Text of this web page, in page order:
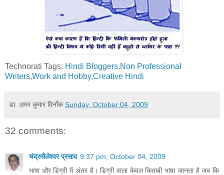
Technorati Tags: Hindi Bloggers,Non Professional
Writers,Work and Hobby,Creative Hindi
डा. अमर कुमार दिनाँकSunday, October 04, 2009
32 comments:
चंद्रमौलेश्वर प्रसाद 9:37 pm, October 04, 2009
भाषा और डिग्री में अंतर है। डिग्री वाला केवल किताबी भाषा जानता है जब कि